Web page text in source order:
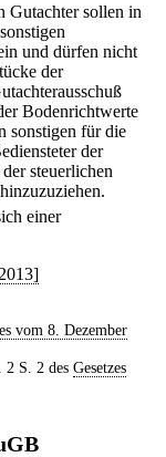
Gutachter sollen in
und dürfen nicht
der
Bodenrichtwerte
sonstigen für die
der
steuerlichen
einer
vom 8. Dezember
S. 2 des Gesetzes